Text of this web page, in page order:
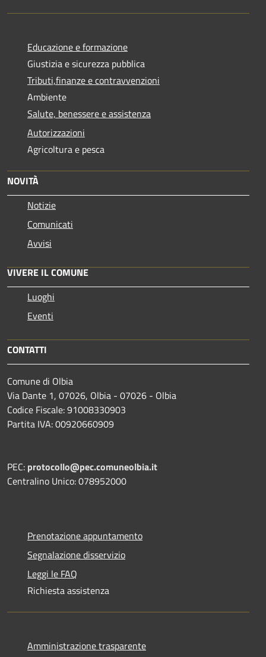
Educazione e formazione
Giustizia e sicurezza pubblica
Tributi,finanze e contravvenzioni
Ambiente
Salute, benessere e assistenza
Autorizzazioni
Agricoltura e pesca
NOVITÀ
Notizie
Comunicati
Avvisi
VIVERE IL COMUNE
Luoghi
Eventi
CONTATTI
Comune di Olbia
Via Dante 1, 07026, Olbia - 07026 - Olbia
Codice Fiscale: 91008330903
Partita IVA: 00920660909
PEC: protocollo@pec.comuneolbia.it
Centralino Unico: 078952000
Prenotazione appuntamento
Segnalazione disservizio
Leggi le FAQ
Richiesta assistenza
Amministrazione trasparente